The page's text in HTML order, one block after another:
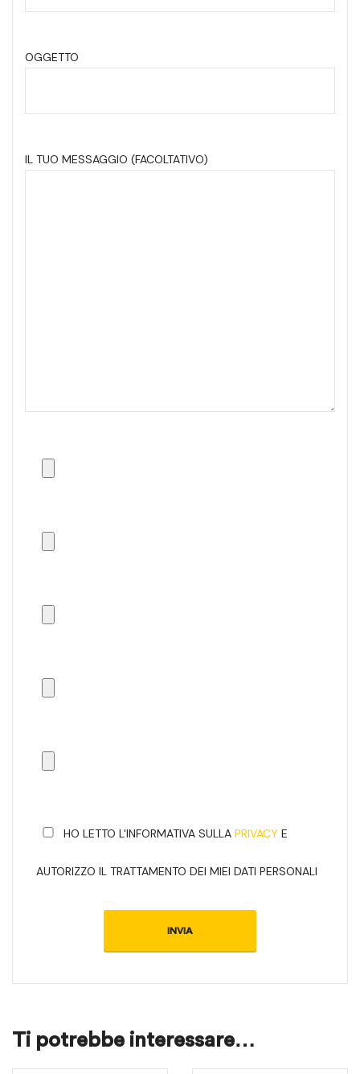
OGGETTO
IL TUO MESSAGGIO (FACOLTATIVO)
HO LETTO L'INFORMATIVA SULLA PRIVACY E
AUTORIZZO IL TRATTAMENTO DEI MIEI DATI PERSONALI
Ti potrebbe interessare…